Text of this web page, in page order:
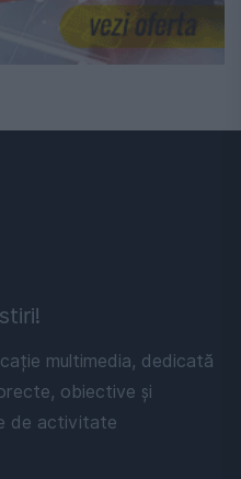
multimedia, dedicată
obiective și
de activitate